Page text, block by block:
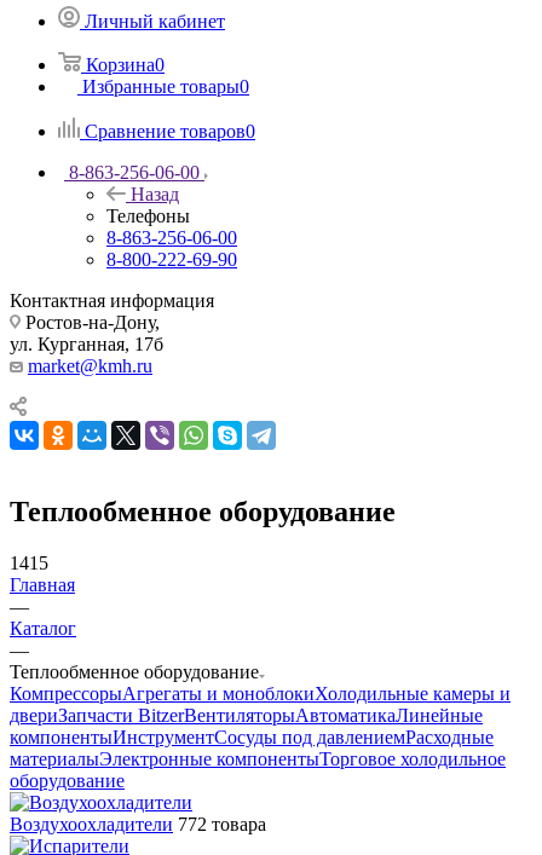
Личный кабинет
Корзина0
Избранные товары0
Сравнение товаров0
8-863-256-06-00
Назад
Телефоны
8-863-256-06-00
8-800-222-69-90
Контактная информация
Ростов-на-Дону,
ул. Курганная, 17б
market@kmh.ru
Теплообменное оборудование
1415
Главная
—
Каталог
—
Теплообменное оборудование
КомпрессорыАгрегаты и моноблокиХолодильные камеры и
двериЗапчасти BitzerВентиляторыАвтоматикаЛинейные
компонентыИнструментСосуды под давлениемРасходные
материалыЭлектронные компонентыТорговое холодильное
оборудование
Воздухоохладители 772 товара